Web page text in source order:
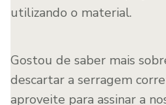
utilizando o material.
Gostou de saber mais
descartar a serragem
aproveite para assinar a